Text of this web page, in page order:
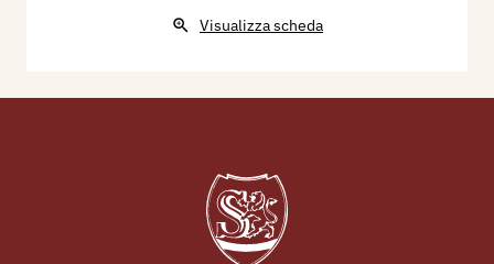
Visualizza scheda